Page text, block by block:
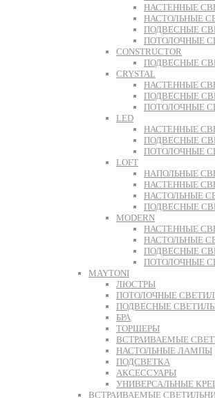
НАСТЕННЫЕ
НАСТОЛЬНЫЕ
ПОДВЕСНЫЕ
ПОТОЛОЧНЫЕ
CONSTRUCTOR
ПОДВЕСНЫЕ
CRYSTAL
НАСТЕННЫЕ
ПОДВЕСНЫЕ
ПОТОЛОЧНЫЕ
LED
НАСТЕННЫЕ
ПОДВЕСНЫЕ
ПОТОЛОЧНЫЕ
LOFT
НАПОЛЬНЫЕ
НАСТЕННЫЕ
НАСТОЛЬНЫЕ
ПОДВЕСНЫЕ
MODERN
НАСТЕННЫЕ
НАСТОЛЬНЫЕ
ПОДВЕСНЫЕ
ПОТОЛОЧНЫЕ
MAYTONI
ЛЮСТРЫ
ПОТОЛОЧНЫЕ
ПОДВЕСНЫЕ
БРА
ТОРШЕРЫ
ВСТРАИВАЕМЫЕ
НАСТОЛЬНЫЕ ЛАМПЫ
ПОДСВЕТКА
АКСЕССУАРЫ
УНИВЕРСАЛЬНЫЕ
ВСТРАИВАЕМЫЕ